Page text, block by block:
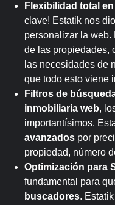
Flexibilidad total
clave! Estatik nos
personalizar la web.
de las propiedades,
las necesidades de
que todo esto viene
Filtros de
inmobiliaria web,
importantísimos.
avanzados por
propiedad, número
Optimización para
fundamental para
buscadores.